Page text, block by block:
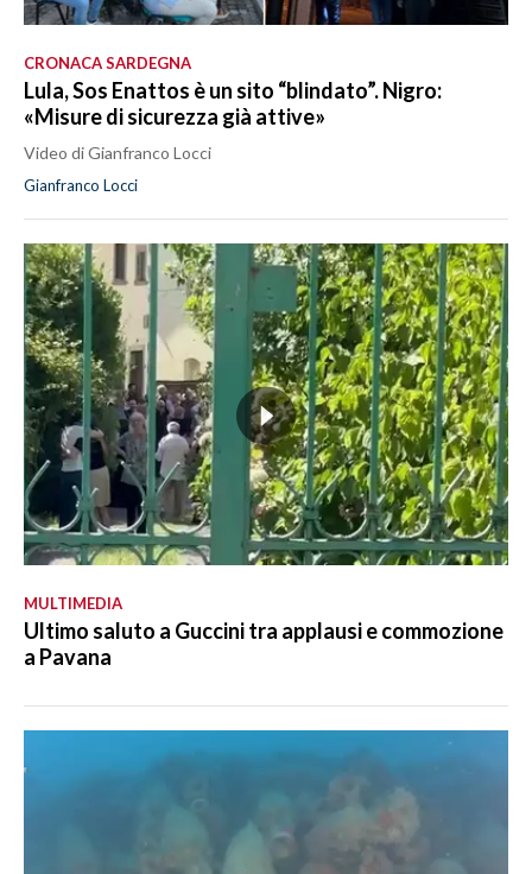
CRONACA SARDEGNA
Lula, Sos Enattos è un sito “blindato”. Nigro:
«Misure di sicurezza già attive»
Video di Gianfranco Locci
Gianfranco Locci
MULTIMEDIA
Ultimo saluto a Guccini tra applausi e commozione
a Pavana